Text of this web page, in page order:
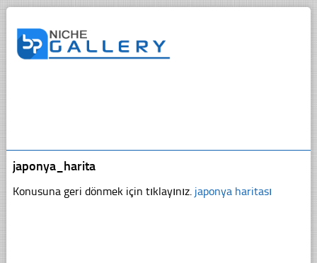
japonya_harita
Konusuna geri dönmek için tıklayınız. japonya haritası